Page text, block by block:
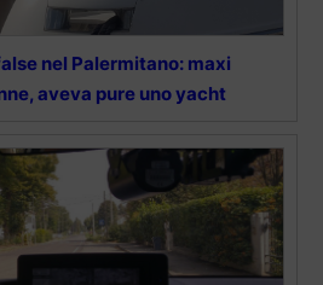
nel Palermitano: maxi
aveva pure uno yacht